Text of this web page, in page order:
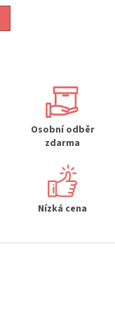
Osobní odběr
zdarma
Nízká cena